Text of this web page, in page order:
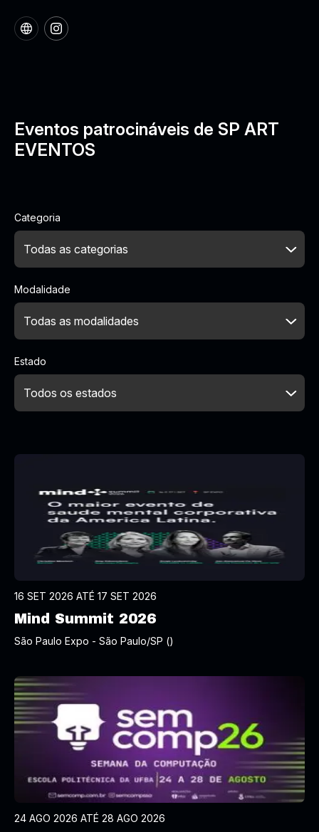
Eventos patrocináveis de SP ART
EVENTOS
Categoria
Modalidade
Estado
16 SET 2026 ATÉ 17 SET 2026
Mind Summit 2026
São Paulo Expo - São Paulo/SP ()
24 AGO 2026 ATÉ 28 AGO 2026